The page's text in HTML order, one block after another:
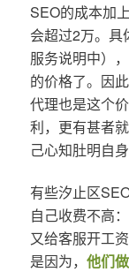
SEO的成本加
会超过2万。具
服务说明中）
的价格了。因
代理也是这个
利，更有甚者
己心知肚明自
有些汐止区
自己收费不高
又给客服开工
是因为， 他们